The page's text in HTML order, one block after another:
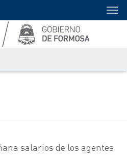
salarios de los agentes